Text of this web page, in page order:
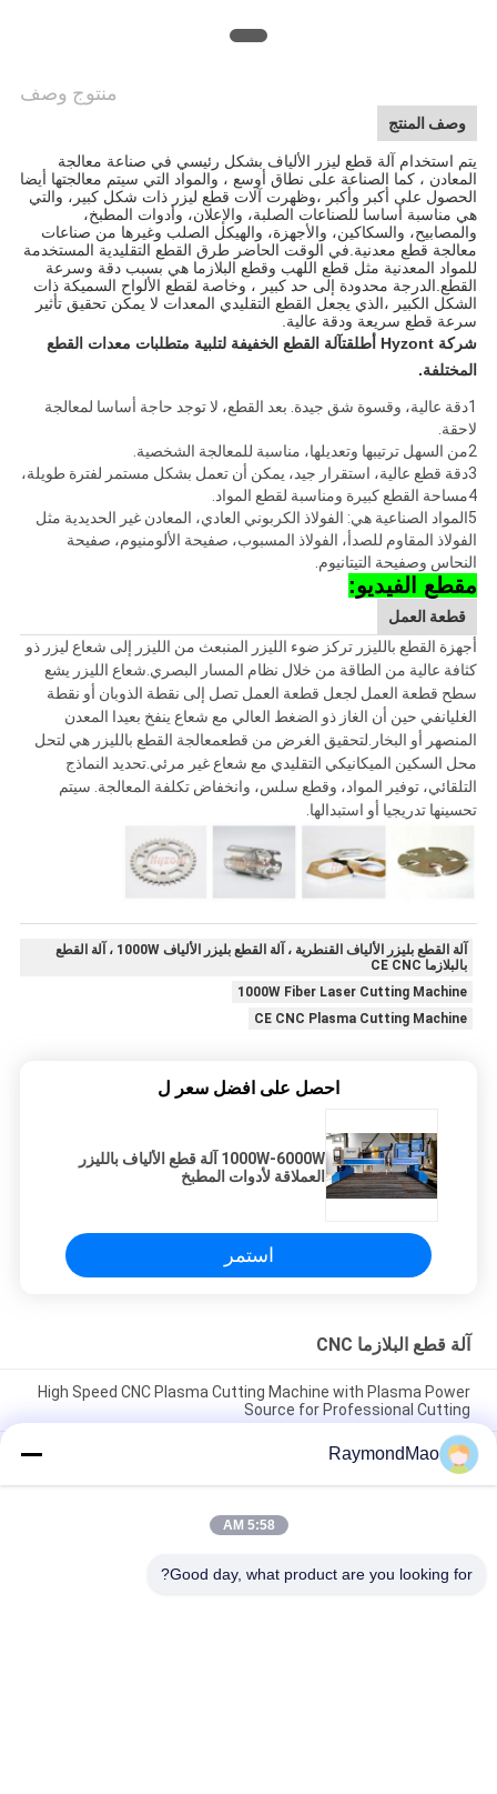
منتوج وصف
وصف المنتج
يتم استخدام آلة قطع ليزر الألياف بشكل رئيسي في صناعة معالجة
المعادن ، كما الصناعة على نطاق أوسع ، والمواد التي سيتم معالجتها أيضا
الحصول على أكبر وأكبر ،وظهرت آلات قطع ليزر ذات شكل كبير، والتي
هي مناسبة أساسا للصناعات الصلبة، والإعلان، وأدوات المطبخ،
والمصابيح، والسكاكين، والأجهزة، والهيكل الصلب وغيرها من صناعات
معالجة قطع معدنية.في الوقت الحاضر طرق القطع التقليدية المستخدمة
للمواد المعدنية مثل قطع اللهب وقطع البلازما هي بسبب دقة وسرعة
القطع.الدرجة محدودة إلى حد كبير ، وخاصة لقطع الألواح السميكة ذات
الشكل الكبير ،الذي يجعل القطع التقليدي المعدات لا يمكن تحقيق تأثير
سرعة قطع سريعة ودقة عالية.
شركة Hyzont أطلقت
آلة القطع الخفيفة لتلبية متطلبات معدات القطع
المختلفة.
1دقة عالية، وقسوة شق جيدة. بعد القطع، لا توجد حاجة أساسا لمعالجة
لاحقة.
2من السهل ترتيبها وتعديلها، مناسبة للمعالجة الشخصية.
3دقة قطع عالية، استقرار جيد، يمكن أن تعمل بشكل مستمر لفترة طويلة،
4مساحة القطع كبيرة ومناسبة لقطع المواد.
5المواد الصناعية هي: الفولاذ الكربوني العادي، المعادن غير الحديدية مثل
الفولاذ المقاوم للصدأ، الفولاذ المسبوب، صفيحة الألومنيوم، صفيحة
النحاس وصفيحة التيتانيوم.
مقطع الفيديو:
قطعة العمل
أجهزة القطع بالليزر تركز ضوء الليزر المنبعث من الليزر إلى شعاع ليزر ذو
كثافة عالية من الطاقة من خلال نظام المسار البصري.شعاع الليزر يشع
سطح قطعة العمل لجعل قطعة العمل تصل إلى نقطة الذوبان أو نقطة
الغليانفي حين أن الغاز ذو الضغط العالي مع شعاع ينفخ بعيدا المعدن
المنصهر أو البخار.لتحقيق الغرض من قطعمعالجة القطع بالليزر هي لتحل
محل السكين الميكانيكي التقليدي مع شعاع غير مرئي.تحديد النماذج
التلقائي، توفير المواد، وقطع سلس، وانخفاض تكلفة المعالجة. سيتم
تحسينها تدريجيا أو استبدالها.
آلة القطع بليزر الألياف القنطرية ، آلة القطع بليزر الألياف 1000W ، آلة القطع
بالبلازما CE CNC
1000W Fiber Laser Cutting Machine
CE CNC Plasma Cutting Machine
احصل على افضل سعر ل
1000W-6000W آلة قطع الألياف بالليزر
العملاقة لأدوات المطبخ
استمر
آلة قطع البلازما CNC
High Speed CNC Plasma Cutting Machine with Plasma Power
Source for Professional Cutting
Plasma Cutter with IP54 Protection Level, 0.5-50mm Cutting
Thickness
CNC Plasma Cutting Table with High Precision Rack And Pinion
Transmission System, AC220V/380V Power Supply, Working
RaymondMao
5:58 AM
Good day, what product are you looking for?